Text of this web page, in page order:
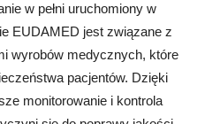
w pełni uruchomiony w
EUDAMED jest związane z
wyrobów medycznych, które
pacjentów. Dzięki
monitorowanie i kontrola